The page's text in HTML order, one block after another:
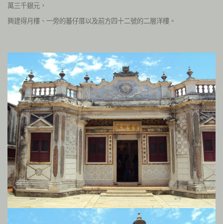
萬三千銀元，
興建得月樓、一旁的蕃仔厝以及前方四十二號的二層洋樓。